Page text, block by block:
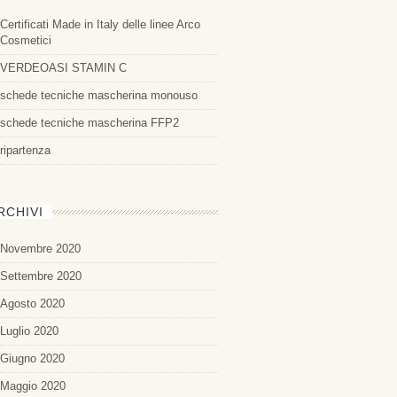
Certificati Made in Italy delle linee Arco
Cosmetici
VERDEOASI STAMIN C
schede tecniche mascherina monouso
schede tecniche mascherina FFP2
ripartenza
Novembre 2020
Settembre 2020
Agosto 2020
Luglio 2020
Giugno 2020
Maggio 2020